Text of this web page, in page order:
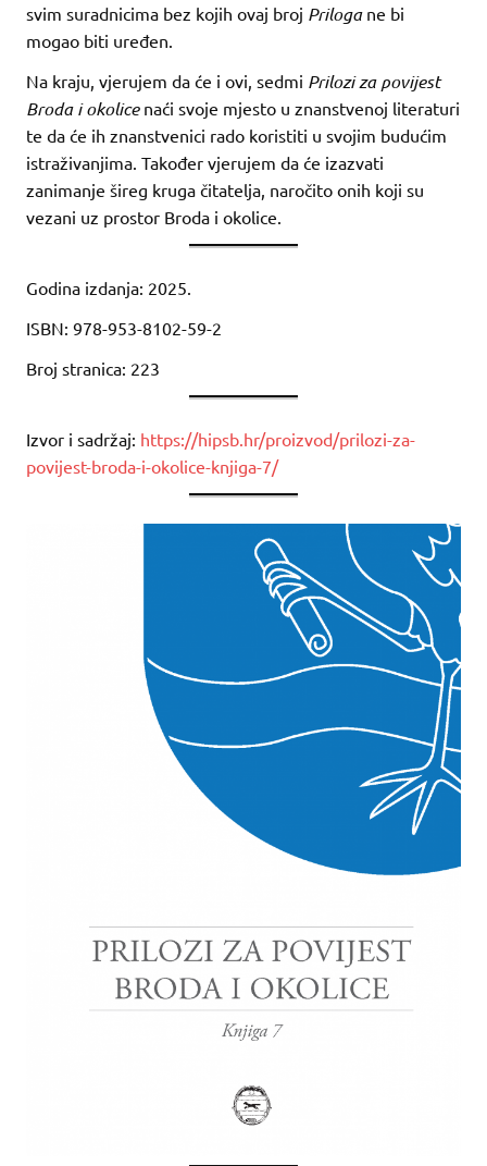
svim suradnicima bez kojih ovaj broj Prilogane bi
mogao biti uređen.
Na kraju, vjerujem da će i ovi, sedmi Prilozi za povijest
Broda i okolicenaći svoje mjesto u znanstvenoj literaturi
te da će ih znanstvenici rado koristiti u svojim budućim
istraživanjima. Također vjerujem da će izazvati
zanimanje šireg kruga čitatelja, naročito onih koji su
vezani uz prostor Broda i okolice.
Godina izdanja: 2025.
ISBN: 978-953-8102-59-2
Broj stranica: 223
Izvor i sadržaj: https://hipsb.hr/proizvod/prilozi-za-
povijest-broda-i-okolice-knjiga-7/